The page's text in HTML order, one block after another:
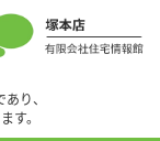
り、
す。